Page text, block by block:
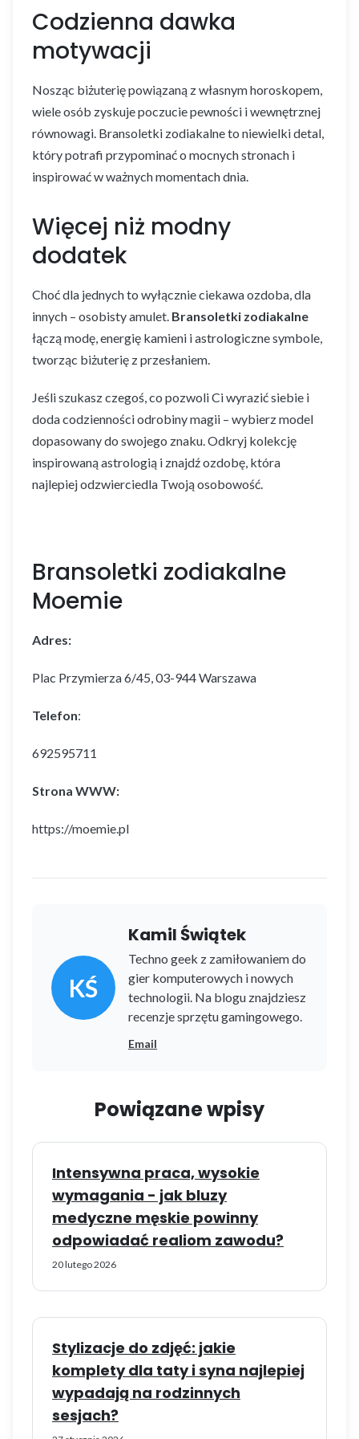
Codzienna dawka
motywacji
Nosząc biżuterię powiązaną z własnym horoskopem,
wiele osób zyskuje poczucie pewności i wewnętrznej
równowagi. Bransoletki zodiakalne to niewielki detal,
który potrafi przypominać o mocnych stronach i
inspirować w ważnych momentach dnia.
Więcej niż modny
dodatek
Choć dla jednych to wyłącznie ciekawa ozdoba, dla
innych – osobisty amulet. Bransoletki zodiakalne
łączą modę, energię kamieni i astrologiczne symbole,
tworząc biżuterię z przesłaniem.
Jeśli szukasz czegoś, co pozwoli Ci wyrazić siebie i
doda codzienności odrobiny magii – wybierz model
dopasowany do swojego znaku. Odkryj kolekcję
inspirowaną astrologią i znajdź ozdobę, która
najlepiej odzwierciedla Twoją osobowość.
Bransoletki zodiakalne
Moemie
Adres:
Plac Przymierza 6/45, 03-944 Warszawa
Telefon:
692595711
Strona WWW:
https://moemie.pl
KŚ
Kamil Świątek
Techno geek z zamiłowaniem do
gier komputerowych i nowych
technologii. Na blogu znajdziesz
recenzje sprzętu gamingowego.
Email
Powiązane wpisy
Intensywna praca, wysokie
wymagania - jak bluzy
medyczne męskie powinny
odpowiadać realiom zawodu?
20 lutego 2026
Stylizacje do zdjęć: jakie
komplety dla taty i syna najlepiej
wypadają na rodzinnych
sesjach?